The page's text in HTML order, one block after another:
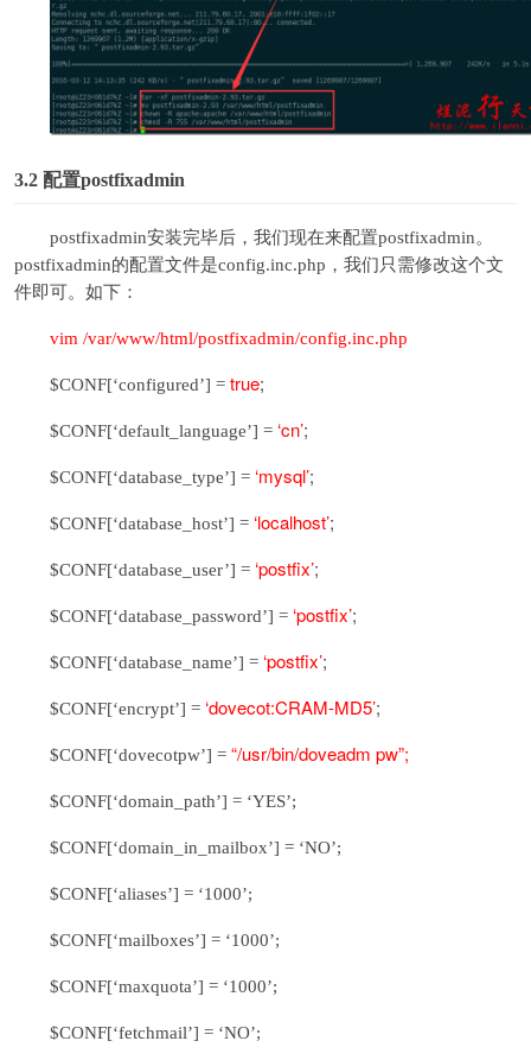
3.2 配置postfixadmin
postfixadmin安装完毕后，我们现在来配置postfixadmin。
postfixadmin的配置文件是config.inc.php，我们只需修改这个文
件即可。如下：
vim /var/www/html/postfixadmin/config.inc.php
$CONF[‘configured’] = true;
$CONF[‘default_language’] = ‘cn’;
$CONF[‘database_type’] = ‘mysql’;
$CONF[‘database_host’] = ‘localhost’;
$CONF[‘database_user’] = ‘postfix’;
$CONF[‘database_password’] = ‘postfix’;
$CONF[‘database_name’] = ‘postfix’;
$CONF[‘encrypt’] = ‘dovecot:CRAM-MD5’;
$CONF[‘dovecotpw’] = “/usr/bin/doveadm pw”;
$CONF[‘domain_path’] = ‘YES’;
$CONF[‘domain_in_mailbox’] = ‘NO’;
$CONF[‘aliases’] = ‘1000’;
$CONF[‘mailboxes’] = ‘1000’;
$CONF[‘maxquota’] = ‘1000’;
$CONF[‘fetchmail’] = ‘NO’;